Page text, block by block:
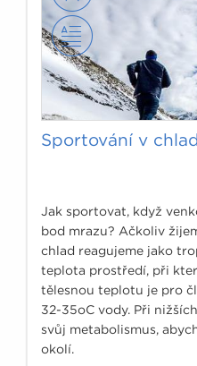
Sportování v
Jak sportovat, když
bod mrazu? Ačkoliv
chlad reagujeme jako
teplota prostředí, při
tělesnou teplotu je pro
32-35oC vody. Při
svůj metabolismus,
okolí.